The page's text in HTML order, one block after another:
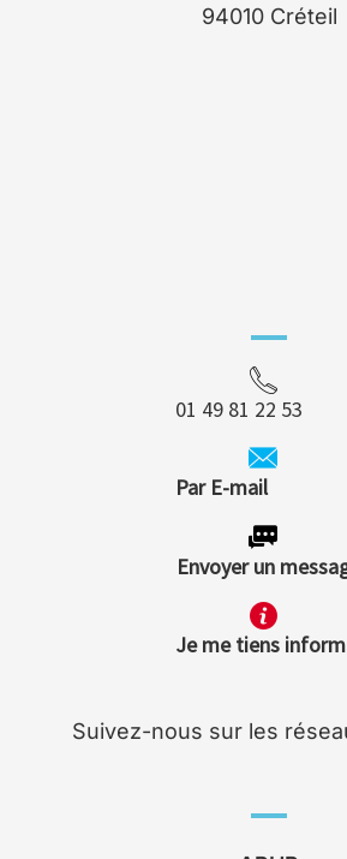
94010 Créteil
01 49 81 22 53
Par E-mail
Envoyer un
Je me tiens
Suivez-nous sur les